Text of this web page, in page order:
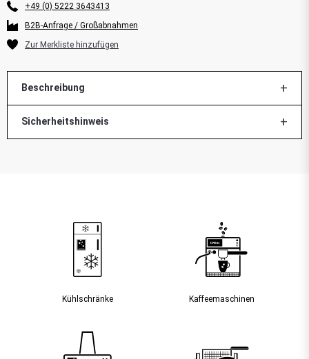
+49 (0) 5222 3643413
B2B-Anfrage / Großabnahmen
Beschreibung
Sicherheitshinweis
Kühlschränke Kaffee­maschinen